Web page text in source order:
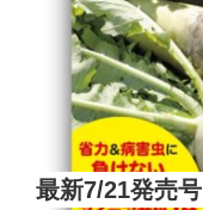
最新7/21発売号